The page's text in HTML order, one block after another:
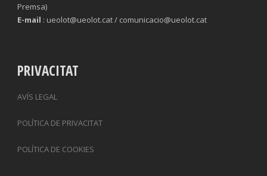
Premsa)
E-mail : ueolot@ueolot.cat / comunicacio@ueolot.cat
PRIVACITAT
AVÍS LEGAL
POLÍTICA DE PRIVACITAT
POLÍTICA DE COOKIES